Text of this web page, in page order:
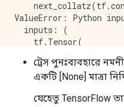
ValueError: Python
  inputs: (
    tf.Tensor(
[[1 2]
[3 4]], shape=(2, 2),
  input_signature: (
Traceback (most
ট্রেস পুনঃব্যবহারে
একটি [None] মাত্রা
যেহেতু TensorFlow